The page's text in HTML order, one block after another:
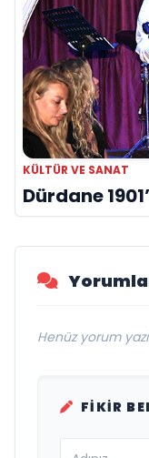
KÜLTÜR VE SANAT
Dürdane
Henüz yorum
FIKIR